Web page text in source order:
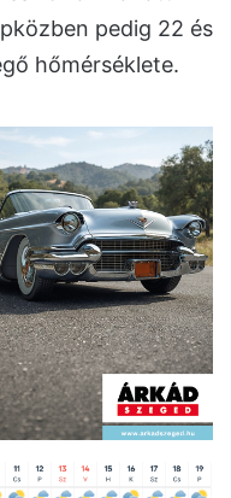
pedig 22 és
hőmérséklete.